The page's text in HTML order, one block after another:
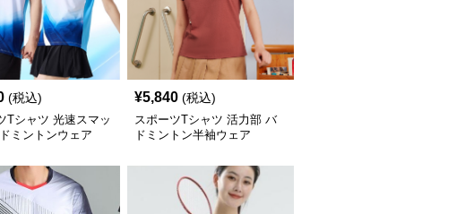
(税込)
Tシャツ 光速スマッ
ミントンウェア
¥5,840 (税込)
スポーツTシャツ 活力部 バ
ドミントン半袖ウェア